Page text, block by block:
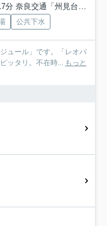
「州見台七丁目」 停歩3分
公共下水
ュール」です。「レオパ
ッタリ。不在時... もっと